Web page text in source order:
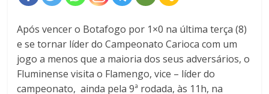
Após vencer o Botafogo por 1×0 na última terça (8)
e se tornar líder do Campeonato Carioca com um
jogo a menos que a maioria dos seus adversários, o
Fluminense visita o Flamengo, vice – líder do
campeonato, ainda pela 9ª rodada, às 11h, na